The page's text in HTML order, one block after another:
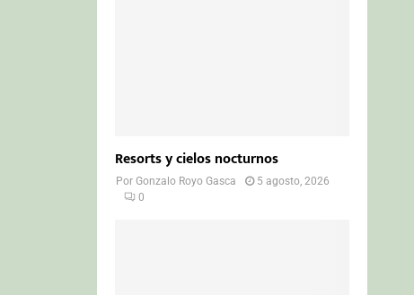
Resorts y cielos nocturnos
PorGonzalo Royo Gasca
5 agosto, 2026
0